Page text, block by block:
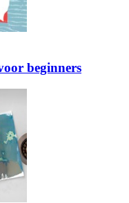
beginners